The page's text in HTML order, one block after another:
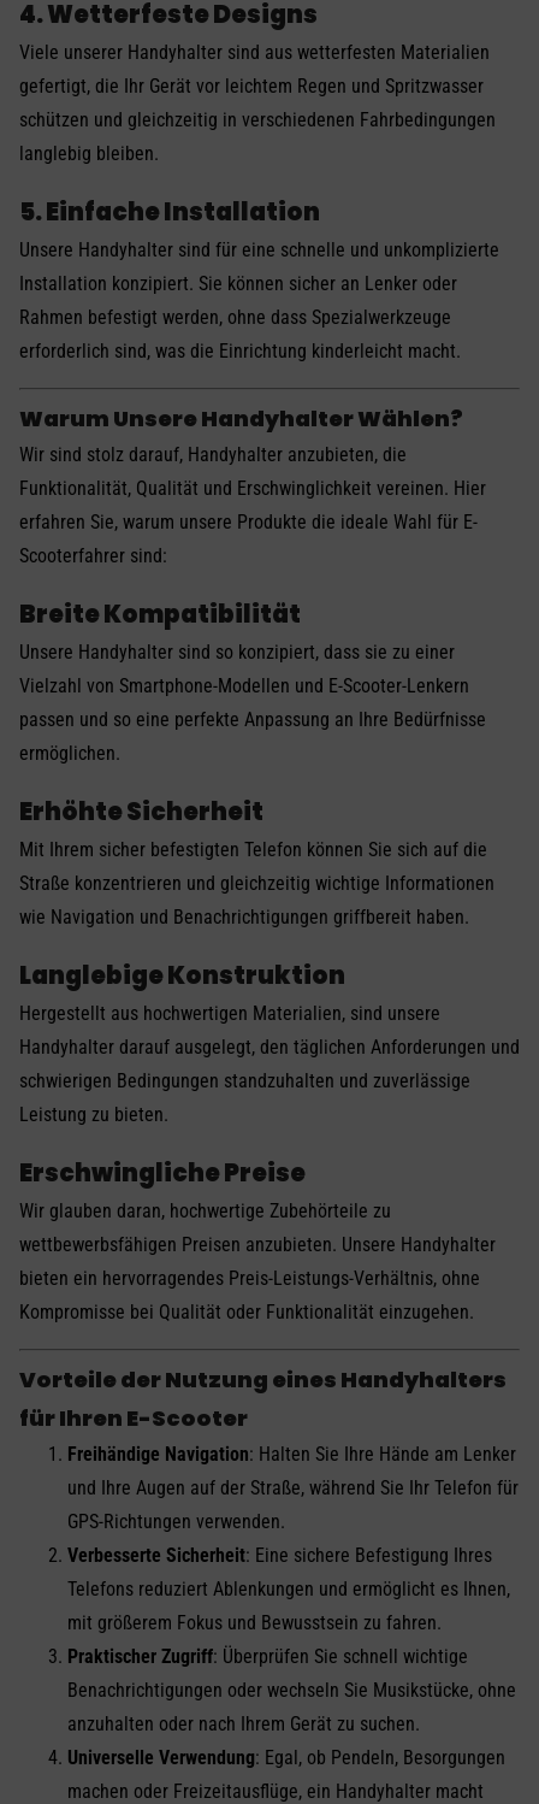
4. Wetterfeste Designs
Viele unserer Handyhalter sind aus wetterfesten Materialien
gefertigt, die Ihr Gerät vor leichtem Regen und Spritzwasser
schützen und gleichzeitig in verschiedenen Fahrbedingungen
langlebig bleiben.
5. Einfache Installation
Unsere Handyhalter sind für eine schnelle und unkomplizierte
Installation konzipiert. Sie können sicher an Lenker oder
Rahmen befestigt werden, ohne dass Spezialwerkzeuge
erforderlich sind, was die Einrichtung kinderleicht macht.
Warum Unsere Handyhalter Wählen?
Wir sind stolz darauf, Handyhalter anzubieten, die
Funktionalität, Qualität und Erschwinglichkeit vereinen. Hier
erfahren Sie, warum unsere Produkte die ideale Wahl für E-
Scooterfahrer sind:
Breite Kompatibilität
Unsere Handyhalter sind so konzipiert, dass sie zu einer
Vielzahl von Smartphone-Modellen und E-Scooter-Lenkern
passen und so eine perfekte Anpassung an Ihre Bedürfnisse
ermöglichen.
Erhöhte Sicherheit
Mit Ihrem sicher befestigten Telefon können Sie sich auf die
Straße konzentrieren und gleichzeitig wichtige Informationen
wie Navigation und Benachrichtigungen griffbereit haben.
Langlebige Konstruktion
Hergestellt aus hochwertigen Materialien, sind unsere
Handyhalter darauf ausgelegt, den täglichen Anforderungen und
schwierigen Bedingungen standzuhalten und zuverlässige
Leistung zu bieten.
Erschwingliche Preise
Wir glauben daran, hochwertige Zubehörteile zu
wettbewerbsfähigen Preisen anzubieten. Unsere Handyhalter
bieten ein hervorragendes Preis-Leistungs-Verhältnis, ohne
Kompromisse bei Qualität oder Funktionalität einzugehen.
Vorteile der Nutzung eines Handyhalters
für Ihren E-Scooter
Freihändige Navigation: Halten Sie Ihre Hände am Lenker
und Ihre Augen auf der Straße, während Sie Ihr Telefon für
GPS-Richtungen verwenden.
Verbesserte Sicherheit: Eine sichere Befestigung Ihres
Telefons reduziert Ablenkungen und ermöglicht es Ihnen,
mit größerem Fokus und Bewusstsein zu fahren.
Praktischer Zugriff: Überprüfen Sie schnell wichtige
Benachrichtigungen oder wechseln Sie Musikstücke, ohne
anzuhalten oder nach Ihrem Gerät zu suchen.
Universelle Verwendung: Egal, ob Pendeln, Besorgungen
machen oder Freizeitausflüge, ein Handyhalter macht